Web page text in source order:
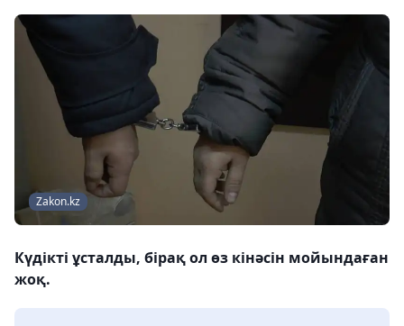
Zakon.kz
Күдікті ұсталды, бірақ ол өз кінәсін мойындаған
жоқ.